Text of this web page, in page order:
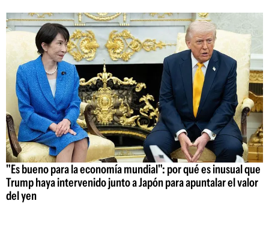
"Es bueno para la economía mundial": por qué es inusual que
Trump haya intervenido junto a Japón para apuntalar el valor
del yen